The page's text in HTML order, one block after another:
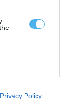
Privacy Policy
da
do Alentejo